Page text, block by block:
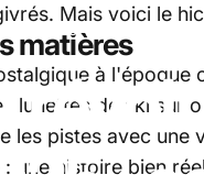
2025
Mais voici le
matières
à l'époque
lunettes de ski sur
les pistes avec une
une histoire bien